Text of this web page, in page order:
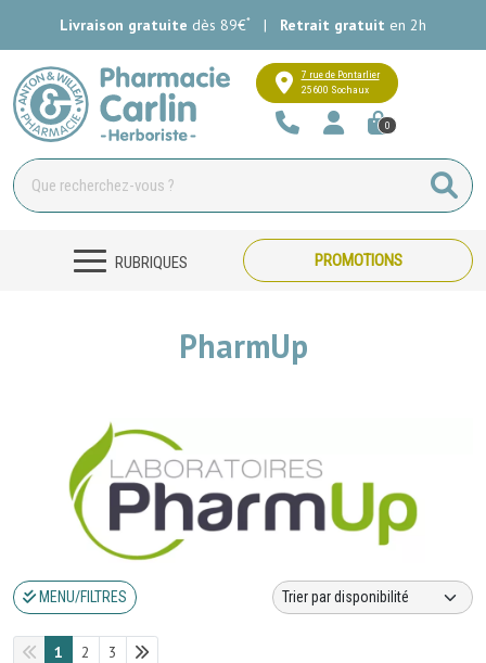
Livraison gratuite dès 89€* | Retrait gratuit en 2h
Pharmacie Carlin Votre
7 rue de Pontarlier
25600 Sochaux
0
RUBRIQUES PROMOTIONS
PharmUp
MENU/FILTRES
1 2 3